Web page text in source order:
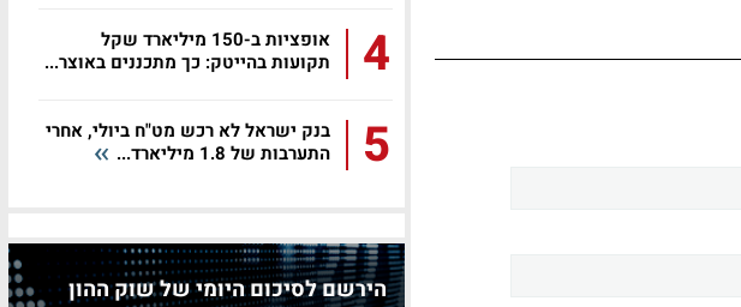
4
אופציות ב-150 מיליארד שקל
תקועות בהייטק: כך מתכננים באוצר...
5
בנק ישראל לא רכש מט"ח ביולי, אחרי
התערבות של 1.8 מיליארד...
הירשם לסיכום היומי של שוק ההון